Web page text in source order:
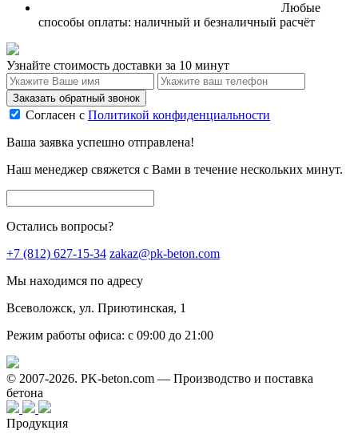
Любые
способы оплаты: наличный и безналичный расчёт
Узнайте стоимость доставки за 10 минут
Заказать обратный звонок
Согласен с Политикой конфиденциальности
Ваша заявка успешно отправлена!
Наш менеджер свяжется с Вами в течение нескольких минут.
Остались вопросы?
+7 (812) 627-15-34 zakaz@pk-beton.com
Мы находимся по адресу
Всеволожск, ул. Приютинская, 1
Режим работы офиса: с 09:00 до 21:00
© 2007-2026. PK-beton.com — Производство и поставка
бетона
Продукция